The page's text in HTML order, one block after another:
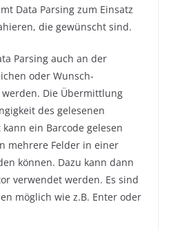
Data Parsing zum Einsatz
die gewünscht sind.
Parsing auch an der
oder Wunsch-
Die Übermittlung
des gelesenen
ein Barcode gelesen
mehrere Felder in einer
können. Dazu kann dann
verwendet werden. Es sind
möglich wie z.B. Enter oder